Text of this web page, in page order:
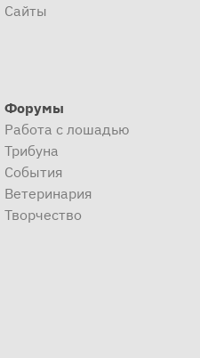
Сайты
Форумы
Работа с лошадью
Трибуна
События
Ветеринария
Творчество